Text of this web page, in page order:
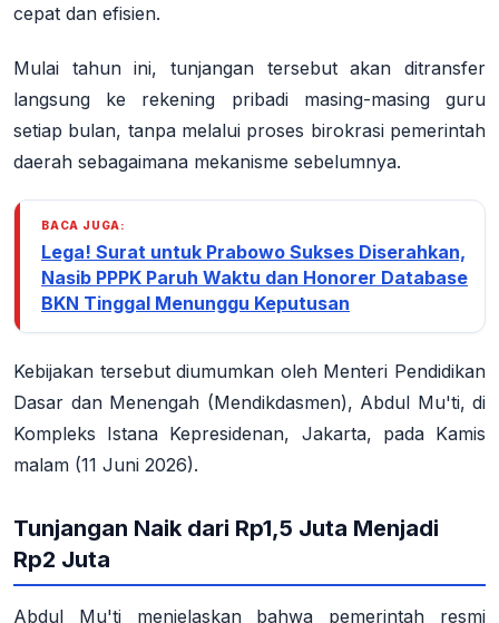
cepat dan efisien.
Mulai tahun ini, tunjangan tersebut akan ditransfer
langsung ke rekening pribadi masing-masing guru
setiap bulan, tanpa melalui proses birokrasi pemerintah
daerah sebagaimana mekanisme sebelumnya.
BACA JUGA:
Lega! Surat untuk Prabowo Sukses Diserahkan,
Nasib PPPK Paruh Waktu dan Honorer Database
BKN Tinggal Menunggu Keputusan
Kebijakan tersebut diumumkan oleh Menteri Pendidikan
Dasar dan Menengah (Mendikdasmen), Abdul Mu'ti, di
Kompleks Istana Kepresidenan, Jakarta, pada Kamis
malam (11 Juni 2026).
Tunjangan Naik dari Rp1,5 Juta Menjadi
Rp2 Juta
Abdul Mu'ti menjelaskan bahwa pemerintah resmi